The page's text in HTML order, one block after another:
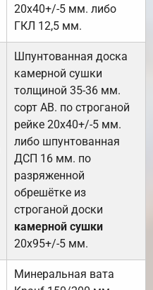
20х40+/-5 мм. либо
ГКЛ 12,5 мм.
Шпунтованная доска
камерной сушки
толщиной 35-36 мм.
сорт АВ. по строганой
рейке 20х40+/-5 мм.
либо шпунтованная
ДСП 16 мм. по
разряженной
обрешётке из
строганой доски
камерной сушки
20х95+/-5 мм.
Минеральная вата